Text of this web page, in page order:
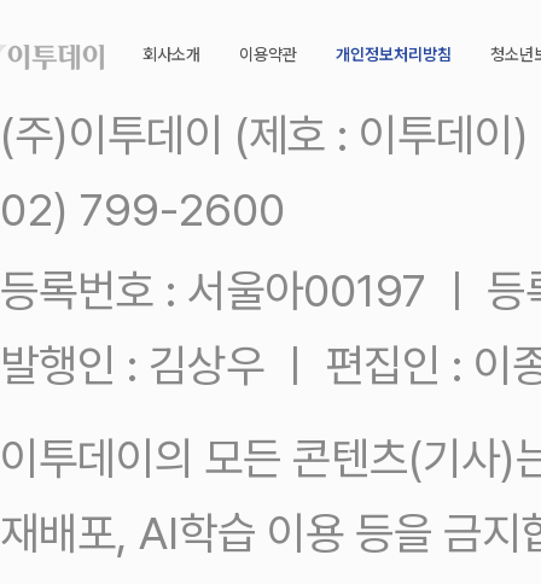
회사소개 이용약관 개인정보처리방침 청소년
(주)이투데이 (제호 : 이투데
02) 799-2600
등록번호 : 서울아00197 ㅣ
발행인 : 김상우 ㅣ 편집인 : 이
이투데이의 모든 콘텐츠(기사)
재배포, AI학습 이용 등을 금지